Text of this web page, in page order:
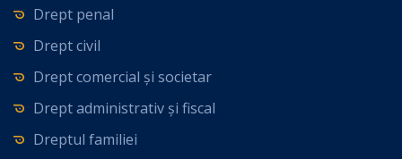
Drept penal
Drept civil
Drept comercial și societar
Drept administrativ și fiscal
Dreptul familiei